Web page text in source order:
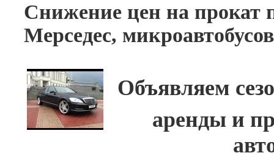
Снижение цен на прокат
Мерседес,
Объявляем
аренды и